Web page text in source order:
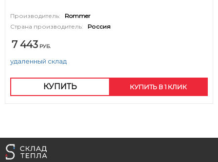
Производитель:
Rommer
Страна производитель:
Россия
7 443 РУБ.
удаленный склад
КУПИТЬ КУПИТЬ В 1 КЛИК